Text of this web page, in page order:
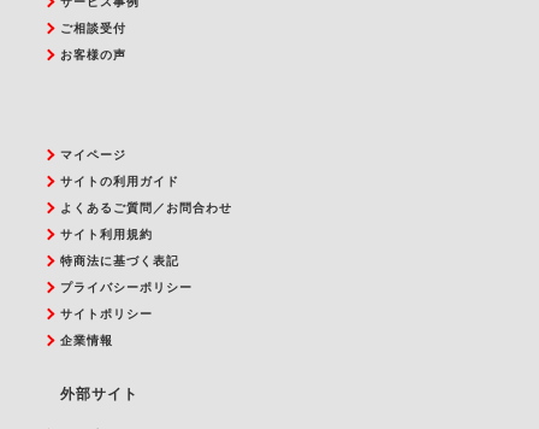
ご相談受付
お客様の声
マイページ
サイトの利用ガイド
よくあるご質問／お問合わせ
サイト利用規約
特商法に基づく表記
プライバシーポリシー
サイトポリシー
企業情報
外部サイト